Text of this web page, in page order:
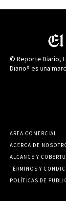
© Reporte Diario,
Diario® es una
AREA COMERCIAL
ACERCA DE
ALCANCE Y
TÉRMINOS Y
POLÍTICAS DE